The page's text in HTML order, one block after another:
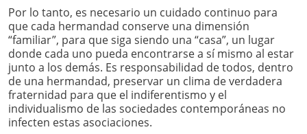
Por lo tanto, es necesario un cuidado continuo para
que cada hermandad conserve una dimensión
“familiar”, para que siga siendo una “casa”, un lugar
donde cada uno pueda encontrarse a sí mismo al estar
junto a los demás. Es responsabilidad de todos, dentro
de una hermandad, preservar un clima de verdadera
fraternidad para que el indiferentismo y el
individualismo de las sociedades contemporáneas no
infecten estas asociaciones.